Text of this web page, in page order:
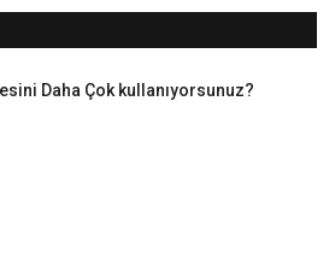
Daha Çok kullanıyorsunuz?